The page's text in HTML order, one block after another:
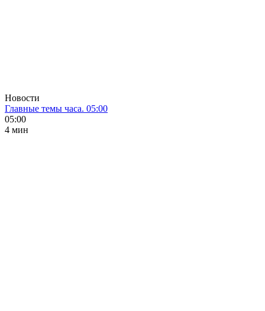
Новости
Главные темы часа. 05:00
05:00
4 мин